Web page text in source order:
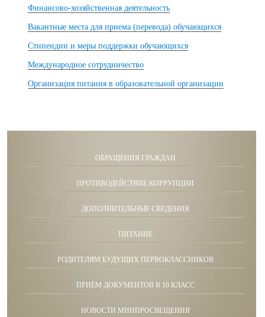
Финансово-хозяйственная деятельность
Вакантные места для приема (перевода) обучающихся
Стипендии и меры поддержки обучающихся
Международное сотрудничество
Организация питания в образовательной организации
ОБРАЩЕНИЯ ГРАЖДАН
ПРОТИВОДЕЙСТВИЕ КОРРУПЦИИ
ДОПОЛНИТЕЛЬНЫЕ СВЕДЕНИЯ
ПИТАНИЕ
РОДИТЕЛЯМ БУДУЩИХ ПЕРВОКЛАССНИКОВ
ПРИЁМ ДОКУМЕНТОВ В 10 КЛАСС
НОВОСТИ МИНПРОСВЕЩЕНИЯ